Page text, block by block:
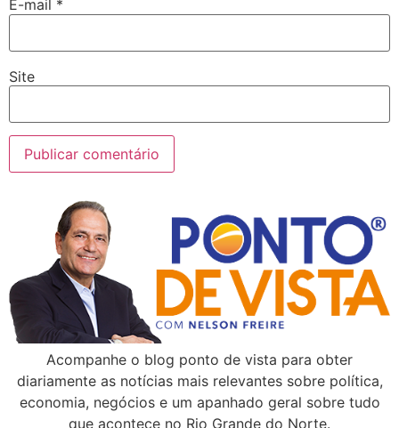
E-mail *
Site
Acompanhe o blog ponto de vista para obter
diariamente as notícias mais relevantes sobre política,
economia, negócios e um apanhado geral sobre tudo
que acontece no Rio Grande do Norte.